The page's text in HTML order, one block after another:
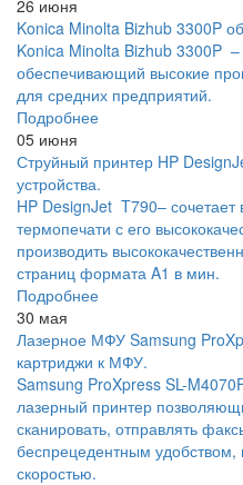
26 июня
Konica Minolta Bizhub 3300P
Konica Minolta Bizhub 3300P
обеспечивающий высокие
для средних предприятий.
Подробнее
05 июня
Струйный принтер HP
устройства.
HP DesignJet T790– сочетает
термопечати с его
производить
страниц формата A1 в мин.
Подробнее
30 мая
Лазерное МФУ Samsung
картриджи к МФУ.
Samsung ProXpress SL-
лазерный принтер
сканировать, отправлять
беспрецедентным удобством,
скоростью.